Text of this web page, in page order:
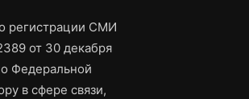
регистрации СМИ
от 30 декабря
Федеральной
в сфере связи,